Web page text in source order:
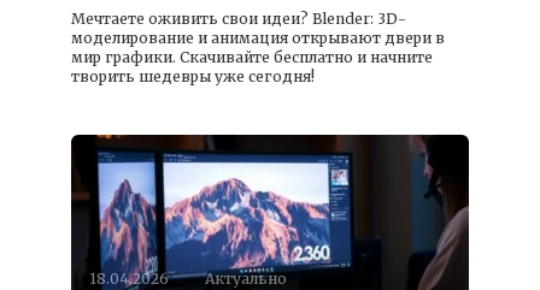
Мечтаете оживить свои идеи? Blender: 3D-
моделирование и анимация открывают двери в
мир графики. Скачивайте бесплатно и начните
творить шедевры уже сегодня!
18.04.2026 Актуально